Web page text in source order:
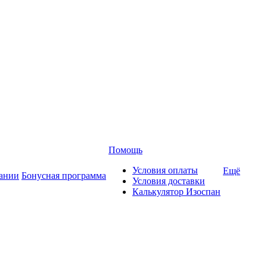
Бонусная программа
Помощь
Условия оплаты
Условия доставки
Калькулятор Изоспан
Ещё